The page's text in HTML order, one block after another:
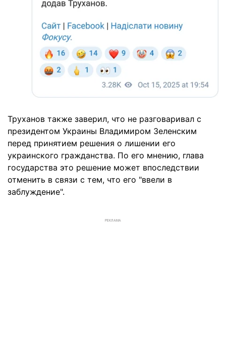
Труханов также заверил, что не разговаривал с
президентом Украины Владимиром Зеленским
перед принятием решения о лишении его
украинского гражданства. По его мнению, глава
государства это решение может впоследствии
отменить в связи с тем, что его "ввели в
заблуждение".
РЕКЛАМА